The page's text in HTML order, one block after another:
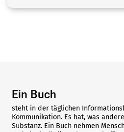
Ein Buch
steht in der täglichen
Kommunikation. Es hat, was
Substanz. Ein Buch nehmen